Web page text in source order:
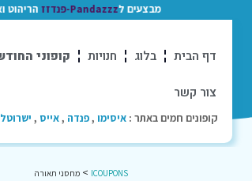
מבצעים לPandazzz-פנדזז הריהוט
דף הבית בלוג חנויות קופוני
צור קשר
קופונים חמים באתר : איסימו ,פנדה ,אייס , ישרוטל
ICOUPONS
> מחסני תאורה